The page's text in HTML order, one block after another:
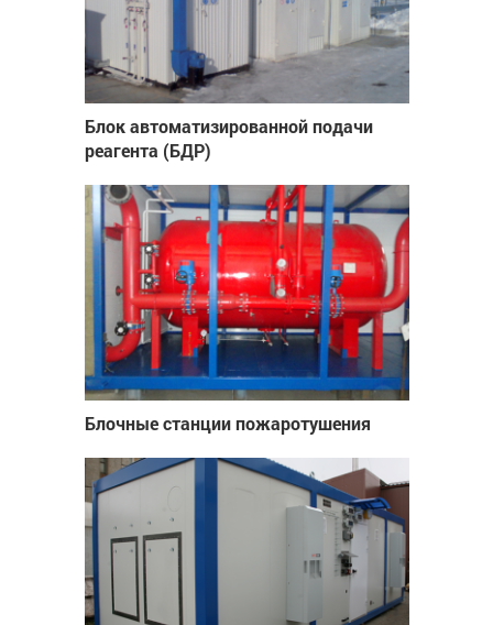
Блок автоматизированной подачи
реагента (БДР)
Блочные станции пожаротушения